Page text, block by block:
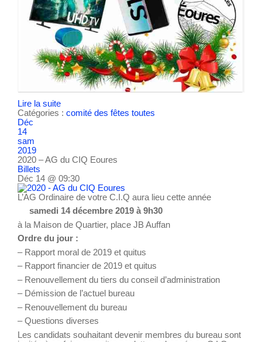
Lire la suite
Catégories : comité des fêtes toutes
Déc
14
sam
2019
2020 – AG du CIQ Eoures
Billets
Déc 14 @ 09:30
L’AG Ordinaire de votre C.I.Q aura lieu cette année
samedi 14 décembre 2019 à 9h30
à la Maison de Quartier, place JB Auffan
Ordre du jour :
– Rapport moral de 2019 et quitus
– Rapport financier de 2019 et quitus
– Renouvellement du tiers du conseil d’administration
– Démission de l’actuel bureau
– Renouvellement du bureau
– Questions diverses
Les candidats souhaitant devenir membres du bureau sont